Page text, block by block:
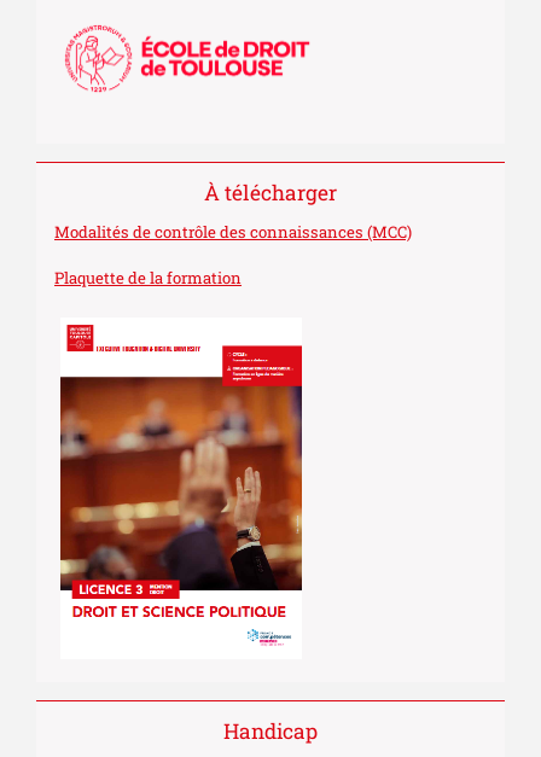
À télécharger
Modalités de contrôle des connaissances (MCC)
Plaquette de la formation
Handicap